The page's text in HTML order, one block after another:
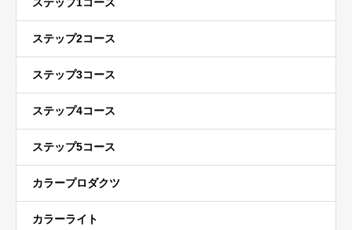
ステップ2コース
ステップ3コース
ステップ4コース
ステップ5コース
カラープロダクツ
カラーライト